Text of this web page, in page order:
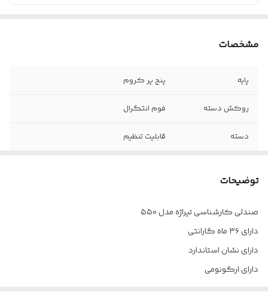
مشخصات
پایه پنج پر کروم
روکش دسته فوم انتگرال
دسته قابلیت تنظیم
مکانیزم
چرخ
توضیحات
صندلی کارشناسی تیراژه مدل ۵۵۰
دارای ۳۶ ماه گارانتی
دارای نشان استاندارد
دارای ارگونومی